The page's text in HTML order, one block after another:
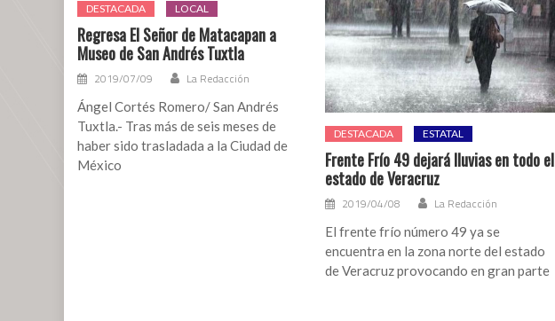
bambú
en
Cabada
DESTACADA LOCAL
Regresa El Señor de Matacapan a
Museo de San Andrés Tuxtla
2019/07/09 La Redacción
Ángel Cortés Romero/ San Andrés
Tuxtla.- Tras más de seis meses de
haber sido trasladada a la Ciudad de
México
DESTACADA ESTATAL
Frente Frío 49 dejará lluvias en todo el
estado de Veracruz
2019/04/08 La Redacción
El frente frío número 49 ya se
encuentra en la zona norte del estado
de Veracruz provocando en gran parte